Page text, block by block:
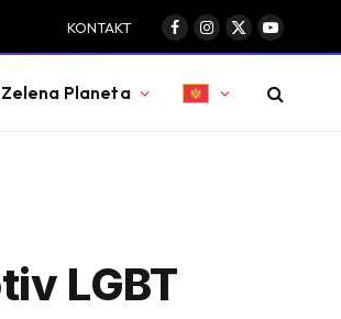
KONTAKT
Facebook
Instagram
X
(Twitter)
YouTube
Zelena Planeta
LGBT